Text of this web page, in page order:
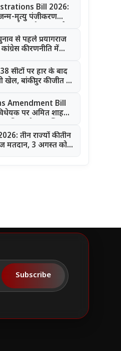
Bill 2026:
मृत्यु पंजीकरण
से पहले प्रयागराज
की रणनीति में
सीटों पर हार के बाद
खेल, बांकीपुर की जीत के
Amendment Bill
पर अमित शाह
तीन राज्यों की तीन
मतदान, 3 अगस्त को
Subscribe